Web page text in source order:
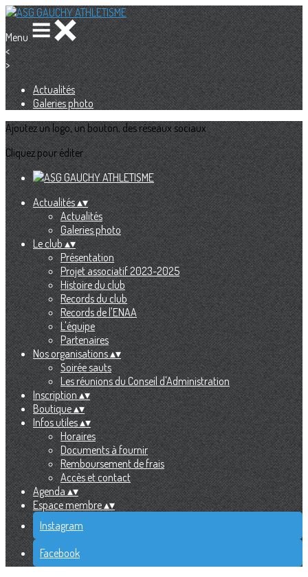
Menu
<
>
Actualités
Galeries photo
Ajoutez un logo, un bouton, des réseaux sociaux
Cliquez pour éditer
Actualités▴▾
Actualités
Galeries photo
Le club▴▾
Présentation
Projet associatif 2023-2025
Histoire du club
Records du club
Records de l'ENAA
L'équipe
Partenaires
Nos organisations▴▾
Soirée sauts
Les réunions du Conseil d'Administration
Inscription▴▾
Boutique▴▾
Infos utiles▴▾
Horaires
Documents à fournir
Remboursement de frais
Accès et contact
Agenda▴▾
Espace membre▴▾
Instagram
Facebook